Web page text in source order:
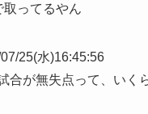
ってるやん
25(水)16:45:56
合が無失点って、いく